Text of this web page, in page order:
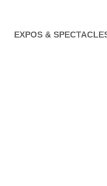
EXPOS &